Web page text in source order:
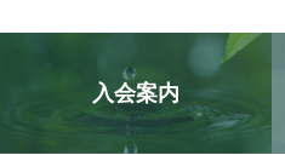
入会案内